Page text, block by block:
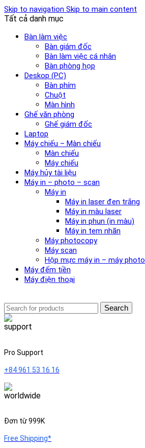
Skip to navigation Skip to main content
Tất cả danh mục
Bàn làm việc
Bàn giám đốc
Bàn làm việc cá nhân
Bàn phòng họp
Deskop (PC)
Bàn phím
Chuột
Màn hình
Ghế văn phòng
Ghế giám đốc
Laptop
Máy chiếu – Màn chiếu
Màn chiếu
Máy chiếu
Máy hủy tài liệu
Máy in – photo – scan
Máy in
Máy in laser đen trắng
Máy in màu laser
Máy in phun (in màu)
Máy in tem nhãn
Máy photocopy
Máy scan
Hộp mực máy in – máy photo
Máy đếm tiền
Máy điện thoại
Search
Pro Support
+84 961 53 16 16
Đơn từ 999K
Free Shipping*